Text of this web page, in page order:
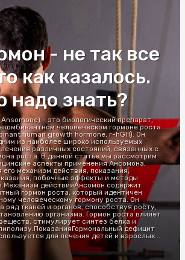
- не так все
как казалось.
надо знать?
- это биологический препарат,
человеческом гормоне роста
human growth hormone, r-hGH). Он
из наиболее широко используемых
различных состояний, связанных с
роста. В данной статье мы рассмотрим
аспекты применения Ансомона,
его механизм действия, показания,
побочные эффекты и методы
действияАнсомон содержит
гормон роста, который идентичен
человеческому гормону роста. Он
ряд тканей и органов, способствуя росту,
организма. Гормон роста влияет
стимулирует синтез белка и
дефицит
для лечения детей и взрослых...